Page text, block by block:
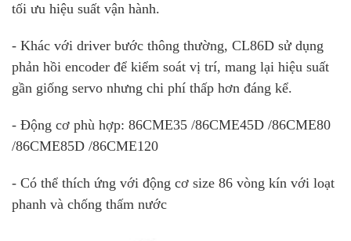
tối ưu hiệu suất vận hành.
- Khác với driver bước thông thường, CL86D sử dụng
phản hồi encoder để kiểm soát vị trí, mang lại hiệu suất
gần giống servo nhưng chi phí thấp hơn đáng kể.
- Động cơ phù hợp: 86CME35 /86CME45D /86CME80
/86CME85D /86CME120
- Có thể thích ứng với động cơ size 86 vòng kín với loạt
phanh và chống thấm nước